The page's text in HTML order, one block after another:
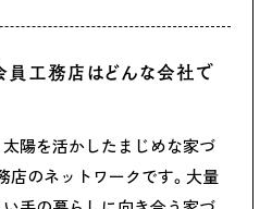
員工務店はどんな会社で
太陽を活かしたまじめな家づ
店のネットワークです。大量